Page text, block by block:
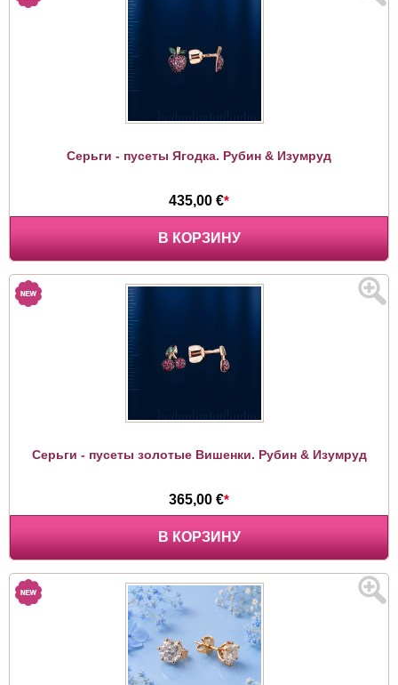
Серьги - пусеты Ягодка. Рубин & Изумруд
435,00 €*
В КОРЗИНУ
Серьги - пусеты золотые Вишенки. Рубин & Изумруд
365,00 €*
В КОРЗИНУ